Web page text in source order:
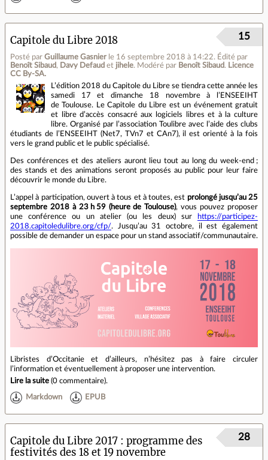
Capitole du Libre 2018
Posté par Guillaume Gasnier le 16 septembre 2018 à 14:22. Édité par
Benoît Sibaud, Davy Defaud et jihele. Modéré par Benoît Sibaud. Licence
CC By‑SA.
15
L’édition 2018 du Capitole du Libre se tiendra cette année les
samedi 17 et dimanche 18 novembre à l’ENSEEIHT
de Toulouse. Le Capitole du Libre est un événement gratuit
et libre d’accès consacré aux logiciels libres et à la culture
libre. Organisé par l’association Toulibre avec l’aide des clubs
étudiants de l’ENSEEIHT (Net7, TVn7 et CAn7), il est orienté à la fois
vers le grand public et le public spécialisé.
Des conférences et des ateliers auront lieu tout au long du week‐end ;
des stands et des animations seront proposés au public pour leur faire
découvrir le monde du Libre.
L’appel à participation, ouvert à tous et à toutes, est prolongé jusqu’au 25
septembre 2018 à 23 h 59 (heure de Toulouse), vous pouvez proposer
une conférence ou un atelier (ou les deux) sur
https://participez-
2018.capitoledulibre.org/cfp/. Jusqu’au 31 octobre, il est également
possible de demander un espace pour un stand associatif/communautaire.
Libristes d’Occitanie et d’ailleurs, n’hésitez pas à faire circuler
l’information et éventuellement à proposer une intervention.
Lire la suite (0 commentaire).
Markdown EPUB
Capitole du Libre 2017 : programme des
festivités des 18 et 19 novembre
28